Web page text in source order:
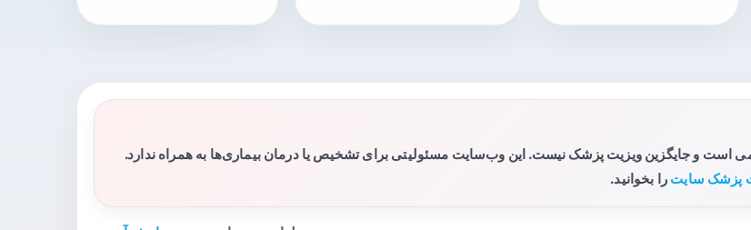
و جایگزین ویزیت پزشک نیست. این وب‌سایت مسئولیتی برای تشخیص یا درمان بیماری‌ها به همراه ندارد.
پزشک سایت را بخوانید.